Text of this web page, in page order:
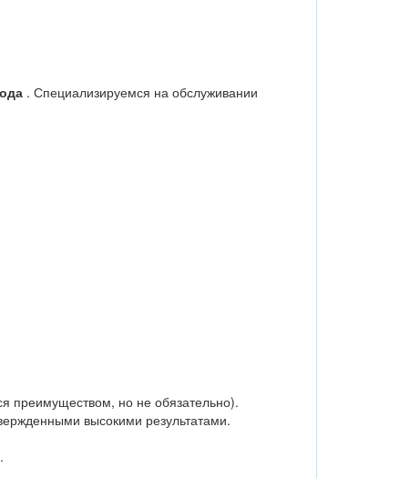
. Специализируемся на обслуживании
преимуществом, но не обязательно).
высокими результатами.